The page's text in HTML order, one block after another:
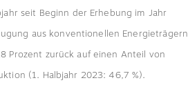
seit Beginn der Erhebung im Jahr
aus konventionellen Energieträgern
Prozent zurück auf einen Anteil von
(1. Halbjahr 2023: 46,7 %).